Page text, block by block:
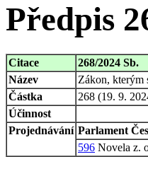
Předpis
Citace
268/2024 Sb.
Název
Zákon, kterým
Částka
268 (19. 9.
Účinnost
Projednávání Parlament
596 Novela z.